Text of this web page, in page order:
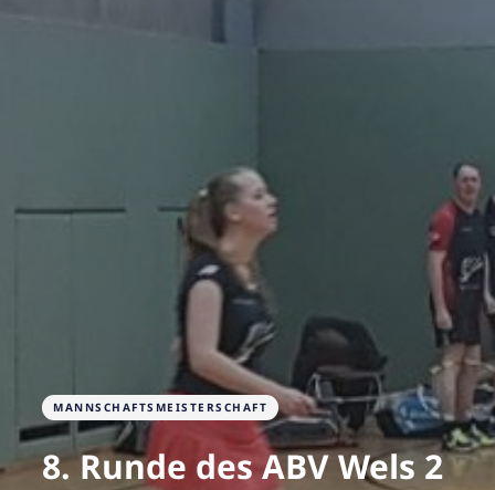
MANNSCHAFTSMEISTERSCHAFT
8. Runde des ABV Wels 2